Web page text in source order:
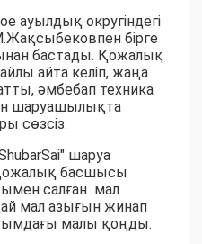
ауылдық округіндегі
бірге
бастады. Қожалық
айта келіп, жаңа
әмбебап техника
шаруашылықта
сөзсіз.
шаруа
басшысы
салған мал
мал азығын жинап
малы қоңды.